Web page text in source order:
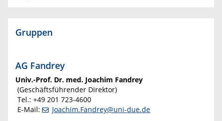
Gruppen
AG Fandrey
Univ.-Prof. Dr. med. Joachim Fandrey
(Geschäftsführender Direktor)
Tel.: +49 201 723-4600
E-Mail:
Joachim.Fandrey@uni-due.de